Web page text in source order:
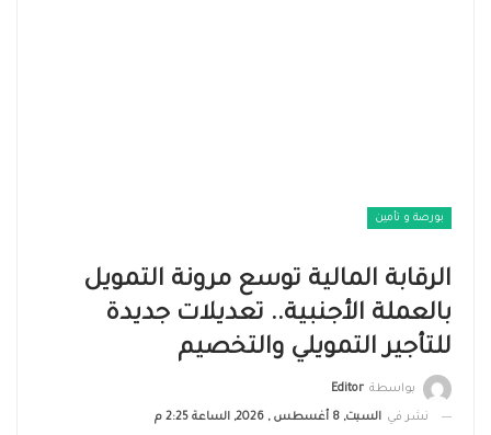
بورصة و تأمين
الرقابة المالية توسع مرونة التمويل
بالعملة الأجنبية.. تعديلات جديدة
للتأجير التمويلي والتخصيم
بواسطة Editor
نشر في السبت, 8 أغسطس , 2026, الساعة 2:25 م